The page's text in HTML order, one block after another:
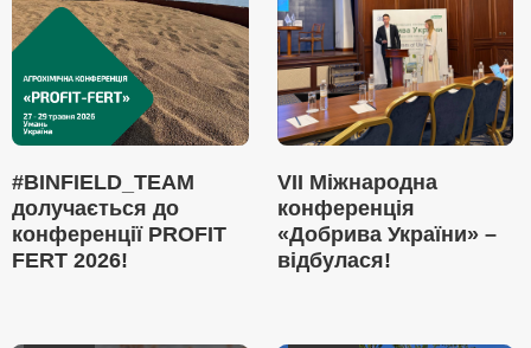
#BINFIELD_TEAM
долучається до
конференції PROFIT
FERT 2026!
VII Міжнародна
конференція
«Добрива України» –
відбулася!